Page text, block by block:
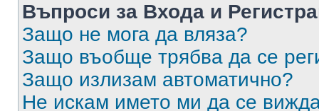
Въпроси за Входа и
Защо не мога да вляза?
Защо въобще трябва да се
Защо излизам автоматично?
Не искам името ми да се